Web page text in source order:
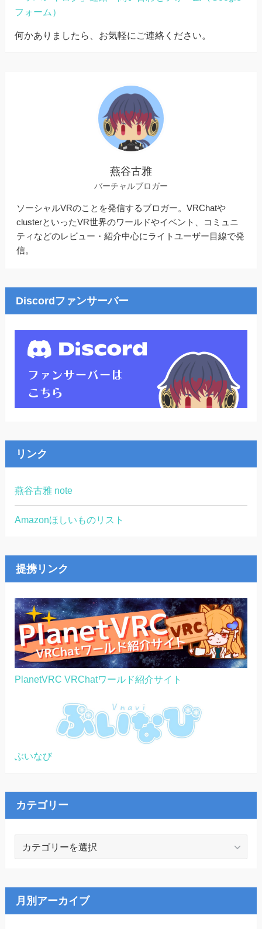
フォーム）
何かありましたら、お気軽にご連絡ください。
燕谷古雅
バーチャルブロガー
ソーシャルVRのことを発信するブロガー。VRChatや
clusterといったVR世界のワールドやイベント、コミュニ
ティなどのレビュー・紹介中心にライトユーザー目線で発
信。
Discordファンサーバー
リンク
燕谷古雅 note
Amazonほしいものリスト
提携リンク
PlanetVRC VRChatワールド紹介サイト
ぶいなび
カテゴリー
リ
ー
月別アーカイブ